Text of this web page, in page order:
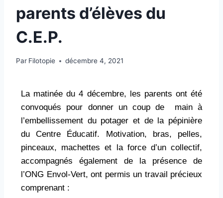
parents d’élèves du
C.E.P.
Par Filotopie décembre 4, 2021
La matinée du 4 décembre, les parents ont été
convoqués pour donner un coup de main à
l’embellissement du potager et de la pépinière
du Centre Éducatif. Motivation, bras, pelles,
pinceaux, machettes et la force d’un collectif,
accompagnés également de la présence de
l’ONG Envol-Vert, ont permis un travail précieux
comprenant :